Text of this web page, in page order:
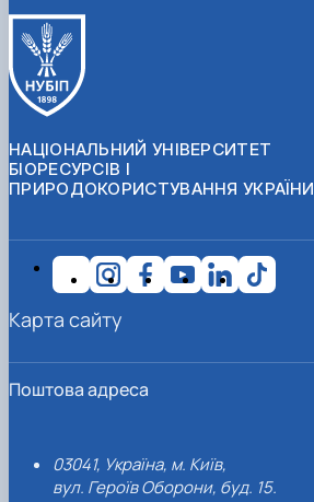
НАЦІОНАЛЬНИЙ УНІВЕРСИТЕТ
БІОРЕСУРСІВ І
ПРИРОДОКОРИСТУВАННЯ УКРАЇНИ
Поштова адреса
03041, Україна, м. Київ,
вул. Героїв Оборони, буд. 15.
Карта сайту